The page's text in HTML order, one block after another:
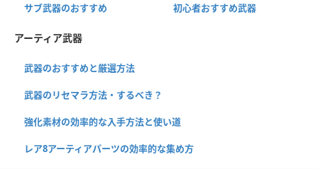
サブ武器のおすすめ 初心者おすすめ武器
アーティア武器
武器のおすすめと厳選方法
武器のリセマラ方法・するべき？
強化素材の効率的な入手方法と使い道
レア8アーティアパーツの効率的な集め方